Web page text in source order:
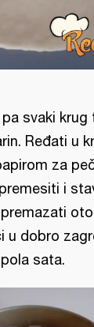
svaki
Ređati u
za
i
u dobro
sata.